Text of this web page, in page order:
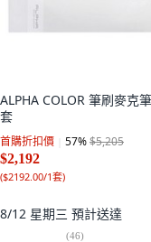
ALPHA COLOR 筆刷麥克
套
首購折扣價 57%$5,205
$2,192
($2192.00/1套)
8/12 星期三 預計送達
(46)